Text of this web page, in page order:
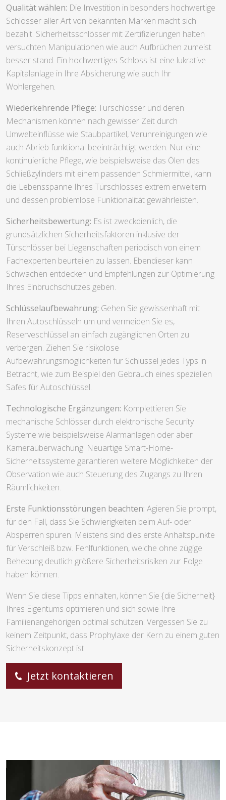
Qualität wählen: Die Investition in besonders hochwertige
Schlösser aller Art von bekannten Marken macht sich
bezahlt. Sicherheitsschlösser mit Zertifizierungen halten
versuchten Manipulationen wie auch Aufbrüchen zumeist
besser stand. Ein hochwertiges Schloss ist eine lukrative
Kapitalanlage in Ihre Absicherung wie auch Ihr
Wohlergehen.
Wiederkehrende Pflege: Türschlösser und deren
Mechanismen können nach gewisser Zeit durch
Umwelteinflüsse wie Staubpartikel, Verunreinigungen wie
auch Abrieb funktional beeinträchtigt werden. Nur eine
kontinuierliche Pflege, wie beispielsweise das Ölen des
Schließzylinders mit einem passenden Schmiermittel, kann
die Lebensspanne Ihres Türschlosses extrem erweitern
und dessen problemlose Funktionalität gewährleisten.
Sicherheitsbewertung: Es ist zweckdienlich, die
grundsätzlichen Sicherheitsfaktoren inklusive der
Türschlösser bei Liegenschaften periodisch von einem
Fachexperten beurteilen zu lassen. Ebendieser kann
Schwächen entdecken und Empfehlungen zur Optimierung
Ihres Einbruchschutzes geben.
Schlüsselaufbewahrung: Gehen Sie gewissenhaft mit
Ihren Autoschlüsseln um und vermeiden Sie es,
Reserveschlüssel an einfach zugänglichen Orten zu
verbergen. Ziehen Sie risikolose
Aufbewahrungsmöglichkeiten für Schlüssel jedes Typs in
Betracht, wie zum Beispiel den Gebrauch eines speziellen
Safes für Autoschlüssel.
Technologische Ergänzungen: Komplettieren Sie
mechanische Schlösser durch elektronische Security
Systeme wie beispielsweise Alarmanlagen oder aber
Kameraüberwachung. Neuartige Smart-Home-
Sicherheitssysteme garantieren weitere Möglichkeiten der
Observation wie auch Steuerung des Zugangs zu Ihren
Räumlichkeiten.
Erste Funktionsstörungen beachten: Agieren Sie prompt,
für den Fall, dass Sie Schwierigkeiten beim Auf- oder
Absperren spüren. Meistens sind dies erste Anhaltspunkte
für Verschleiß bzw. Fehlfunktionen, welche ohne zügige
Behebung deutlich größere Sicherheitsrisiken zur Folge
haben können.
Wenn Sie diese Tipps einhalten, können Sie {die Sicherheit}
Ihres Eigentums optimieren und sich sowie Ihre
Familienangehörigen optimal schützen. Vergessen Sie zu
keinem Zeitpunkt, dass Prophylaxe der Kern zu einem guten
Sicherheitskonzept ist.
Jetzt kontaktieren